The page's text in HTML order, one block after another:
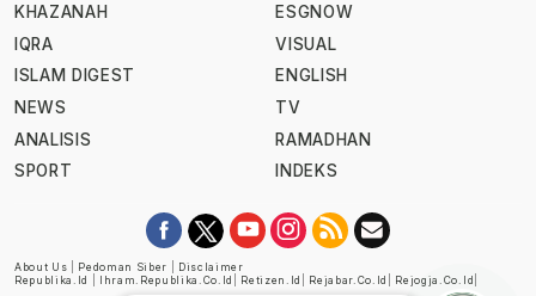
KHAZANAH
IQRA
ISLAM DIGEST
NEWS
ANALISIS
SPORT
ESGNOW
VISUAL
ENGLISH
TV
RAMADHAN
INDEKS
About Us Pedoman Siber
Disclaimer
Republika.id
Ihram.republika.co.id Retizen.id Rejabar.co.id Rejogja.co.id